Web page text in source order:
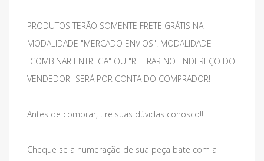
PRODUTOS TERÃO SOMENTE FRETE GRÁTIS NA
MODALIDADE "MERCADO ENVIOS". MODALIDADE
"COMBINAR ENTREGA" OU "RETIRAR NO ENDEREÇO DO
VENDEDOR" SERÁ POR CONTA DO COMPRADOR!
Antes de comprar, tire suas dúvidas conosco!!
Cheque se a numeração de sua peça bate com a